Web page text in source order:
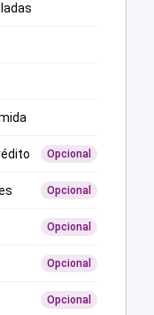
Opcional
Opcional
Opcional
Opcional
Opcional